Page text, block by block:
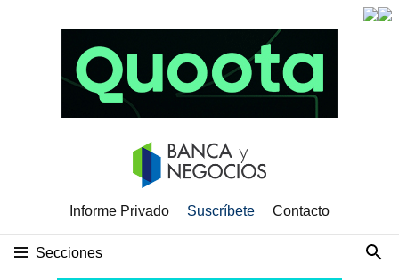
Informe Privado Suscríbete Contacto
Secciones